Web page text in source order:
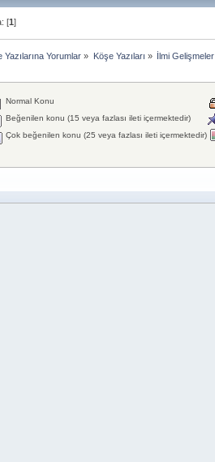
[1]
Yazılarına Yorumlar » Köşe Yazıları » İlmi Gelişmeler
Normal Konu
Beğenilen konu (15 veya fazlası ileti içermektedir)
Çok beğenilen konu (25 veya fazlası ileti içermektedir)